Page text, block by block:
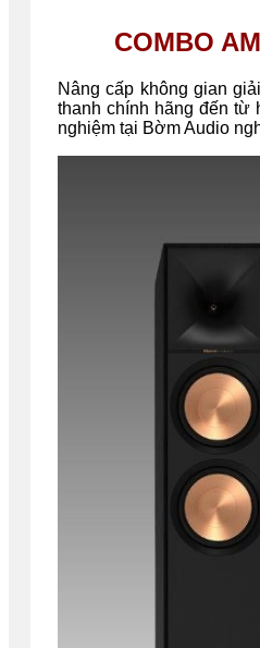
COMBO
Nâng cấp không gian
thanh chính hãng đến từ
nghiệm tại Bờm Audio